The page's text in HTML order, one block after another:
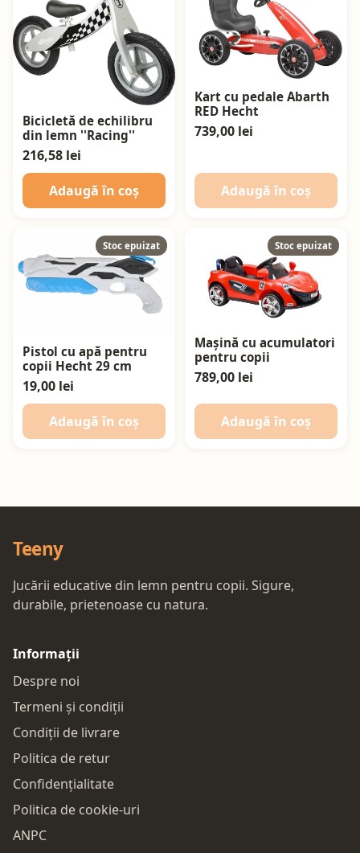
Bicicletă de echilibru
din lemn ''Racing''
216,58 lei
Adaugă în coș
Kart cu pedale Abarth
RED Hecht
739,00 lei
Adaugă în coș
Stoc epuizat
Pistol cu apă pentru
copii Hecht 29 cm
19,00 lei
Adaugă în coș
Stoc epuizat
Mașină cu acumulatori
pentru copii
789,00 lei
Adaugă în coș
Teeny
Jucării educative din lemn pentru copii. Sigure,
durabile, prietenoase cu natura.
Informații
Despre noi
Termeni și condiții
Condiții de livrare
Politica de retur
Confidențialitate
Politica de cookie-uri
ANPC